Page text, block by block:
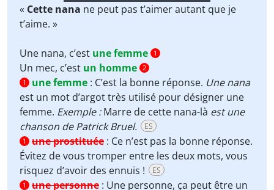
Player
« Cette nana ne peut pas t’aimer autant que je
t’aime. »
Une nana, c’est une femme 1
Un mec, c’est un homme 2
1
une femme : C’est la bonne réponse. Une nana
est un mot d’argot très utilisé pour désigner une
femme. Exemple :Marre de cette nana-là est une
chanson de Patrick Bruel.
ES
1 une prostituée : Ce n’est pas la bonne réponse.
Évitez de vous tromper entre les deux mots, vous
risquez d’avoir des ennuis !
ES
1 une personne : Une personne, ça peut être un